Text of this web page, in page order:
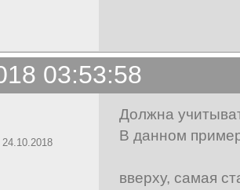
03:53:58
24.10.2018
Должна
В данном
вверху, самая